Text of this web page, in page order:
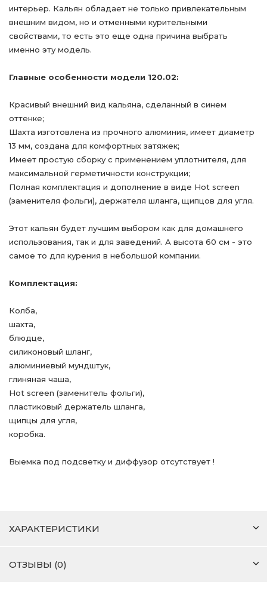
интерьер. Кальян обладает не только привлекательным
внешним видом, но и отменными курительными
свойствами, то есть это еще одна причина выбрать
именно эту модель.
Главные особенности модели 120.02:
Красивый внешний вид кальяна, сделанный в синем
оттенке;
Шахта изготовлена из прочного алюминия, имеет диаметр
13 мм, создана для комфортных затяжек;
Имеет простую сборку с применением уплотнителя, для
максимальной герметичности конструкции;
Полная комплектация и дополнение в виде Hot screen
(заменителя фольги), держателя шланга, щипцов для угля.
Этот кальян будет лучшим выбором как для домашнего
использования, так и для заведений. А высота 60 см - это
самое то для курения в небольшой компании.
Комплектация:
Колба,
шахта,
блюдце,
силиконовый шланг,
алюминиевый мундштук,
глиняная чаша,
Hot screen (заменитель фольги),
пластиковый держатель шланга,
щипцы для угля,
коробка.
Выемка под подсветку и диффузор отсутствует !
ХАРАКТЕРИСТИКИ
ОТЗЫВЫ (0)